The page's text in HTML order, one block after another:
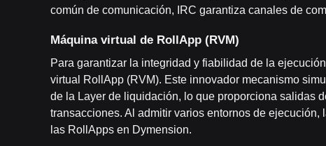
común de comunicación, IRC garantiza canales de
Máquina virtual de RollApp (RVM)
Para garantizar la integridad y fiabilidad de la
virtual RollApp (RVM). Este innovador mecanismo
de la Layer de liquidación, lo que proporciona salidas
transacciones. Al admitir varios entornos de
las RollApps en Dymension.